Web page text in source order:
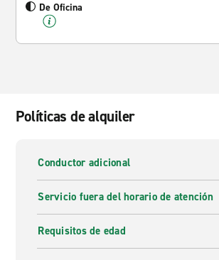
De Oficina
Políticas de alquiler
Conductor adicional
Servicio fuera del horario de atención
Requisitos de edad